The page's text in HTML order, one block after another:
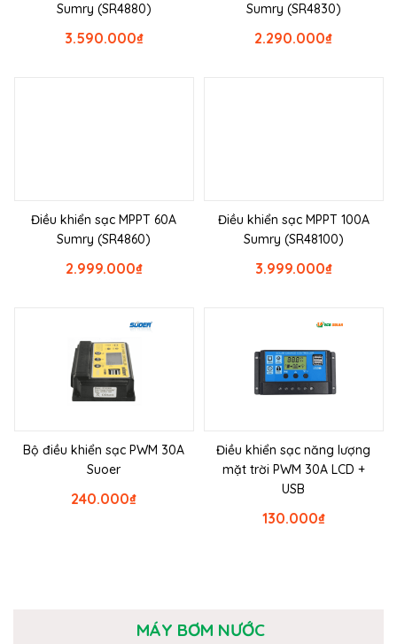
Sumry (SR4880)
₫
3.590.000
Sumry (SR4830)
₫
2.290.000
Điều khiển sạc MPPT 60A
Sumry (SR4860)
₫
2.999.000
Điều khiển sạc MPPT 100A
Sumry (SR48100)
₫
3.999.000
Bộ điều khiển sạc PWM 30A
Suoer
₫
240.000
Điều khiển sạc năng lượng
mặt trời PWM 30A LCD +
USB
₫
130.000
MÁY BƠM NƯỚC